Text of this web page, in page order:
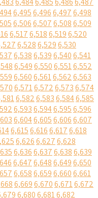
6,4956,4966,4976,498
6,5066,5076,5086,509
6,5176,5186,5196,520
6,5286,5296,530
6,5386,5396,5406,541
6,5496,5506,5516,552
6,5606,5616,5626,563
6,5716,5726,5736,574
6,5826,5836,5846,585
6,5936,5946,5956,596
6,6046,6056,6066,607
6,6156,6166,6176,618
6,6266,6276,628
6,6366,6376,6386,639
6,6476,6486,6496,650
6,6586,6596,6606,661
6,6696,6706,6716,672
6,6806,6816,682